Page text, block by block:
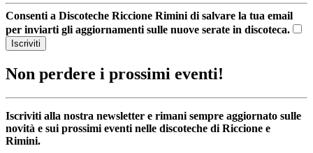
Consenti a Discoteche Riccione Rimini di salvare la tua email
per inviarti gli aggiornamenti sulle nuove serate in discoteca.
Iscriviti
Non perdere i prossimi eventi!
Iscriviti alla nostra newsletter e rimani sempre aggiornato sulle
novità e sui prossimi eventi nelle discoteche di Riccione e
Rimini.